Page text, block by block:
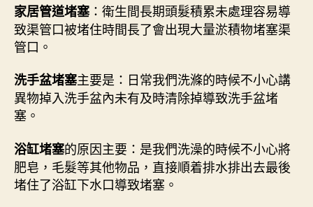
家居管道堵塞：衛生間長期頭髮積累未處理容易導
致渠管口被堵住時間長了會出現大量淤積物堵塞渠
管口。
洗手盆堵塞主要是：日常我們洗滌的時候不小心講
異物掉入洗手盆內未有及時清除掉導致洗手盆堵
塞。
浴缸堵塞的原因主要：是我們洗澡的時候不小心將
肥皂，毛髮等其他物品，直接順着排水排出去最後
堵住了浴缸下水口導致堵塞。